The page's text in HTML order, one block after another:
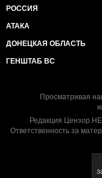
РОССИЯ
АТАКА
ДОНЕЦКАЯ ОБЛАСТЬ
ГЕНШТАБ ВС
Просматривая
Редакция
Ответственность за